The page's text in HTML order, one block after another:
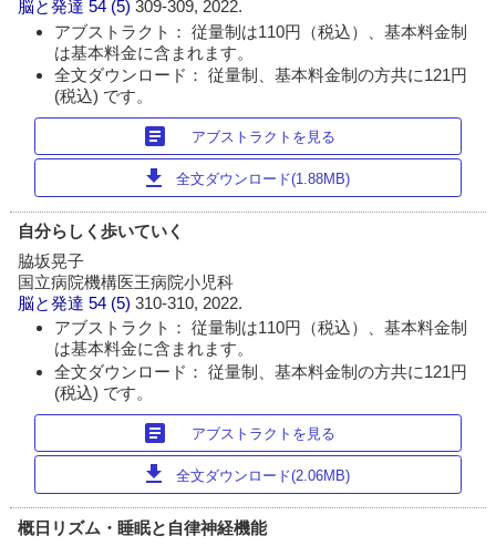
脳と発達 54 (5)309-309, 2022.
アブストラクト： 従量制は110円（税込）、基本料金制
は基本料金に含まれます。
全文ダウンロード： 従量制、基本料金制の方共に121円
(税込) です。
article アブストラクトを見る
download 全文ダウンロード(1.88MB)
自分らしく歩いていく
脇坂晃子
国立病院機構医王病院小児科
脳と発達 54 (5)310-310, 2022.
アブストラクト： 従量制は110円（税込）、基本料金制
は基本料金に含まれます。
全文ダウンロード： 従量制、基本料金制の方共に121円
(税込) です。
article アブストラクトを見る
download 全文ダウンロード(2.06MB)
概日リズム・睡眠と自律神経機能